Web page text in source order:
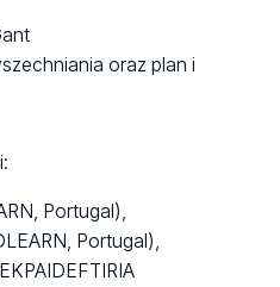
oraz plan i
Portugal),
Portugal),